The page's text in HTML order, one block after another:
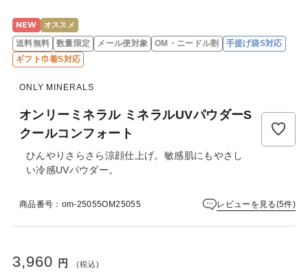
NEW オススメ
送料無料 数量限定 メール便対象 OM・ニードル割
手提げ袋S対応
ギフト巾着S対応
ONLY MINERALS
オンリーミネラル ミネラルUVパウダーS
クールコンフォート
ひんやりさらさら涼顔仕上げ。敏感肌にもやさし
い冷感UVパウダー。
商品番号：om-25055OM25055 レビューを見る(5件)
3,960 円 (税込)